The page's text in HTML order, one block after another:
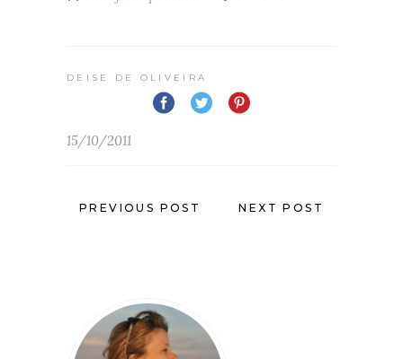
DEISE DE OLIVEIRA
15/10/2011
PREVIOUS POST NEXT POST